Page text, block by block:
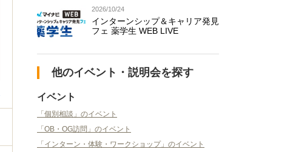
2026/10/24
インターンシップ＆キャリア発見
フェ 薬学生 WEB LIVE
他のイベント・説明会を探す
イベント
「個別相談」のイベント
「OB・OG訪問」のイベント
「インターン・体験・ワークショップ」のイベント